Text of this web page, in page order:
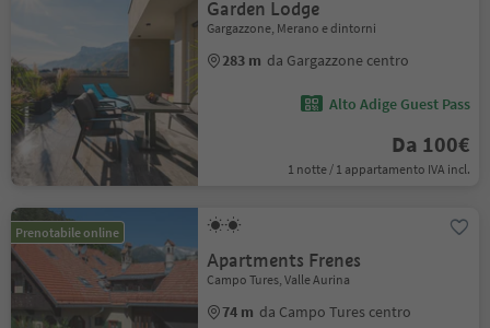
Garden Lodge
Gargazzone, Merano e dintorni
283 m da Gargazzone centro
Alto Adige Guest Pass
Da 100€
1 notte / 1 appartamento IVA incl.
Prenotabile online
Apartments Frenes
Campo Tures, Valle Aurina
74 m da Campo Tures centro